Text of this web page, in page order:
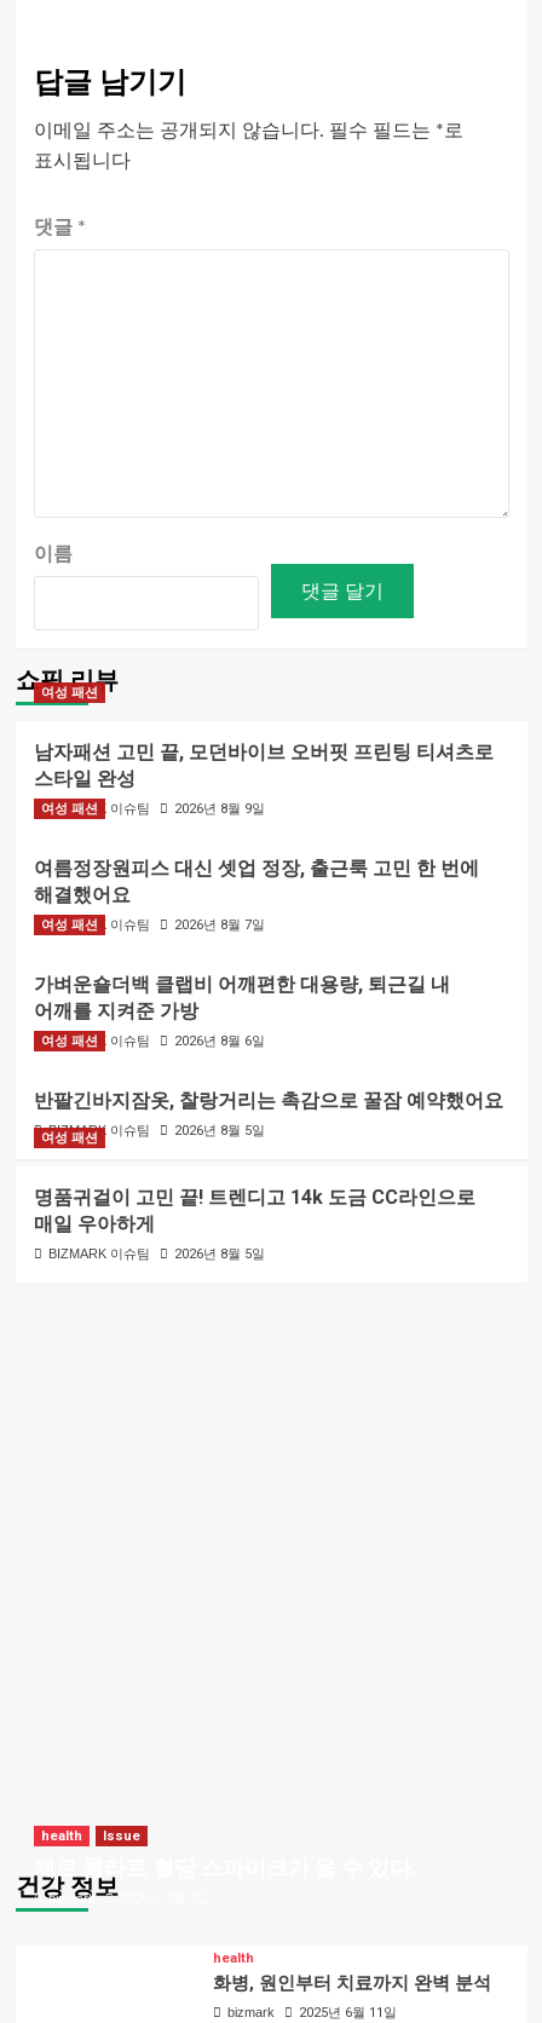
답글 남기기
이메일 주소는 공개되지 않습니다. 필수 필드는 *로
표시됩니다
댓글 *
이름
쇼핑 리뷰
여성 패션
남자패션 고민 끝, 모던바이브 오버핏 프린팅 티셔츠로
스타일 완성
BIZMARK 이슈팀 2026년 8월 9일
여성 패션
여름정장원피스 대신 셋업 정장, 출근룩 고민 한 번에
해결했어요
BIZMARK 이슈팀 2026년 8월 7일
여성 패션
가벼운숄더백 클랩비 어깨편한 대용량, 퇴근길 내
어깨를 지켜준 가방
BIZMARK 이슈팀 2026년 8월 6일
여성 패션
반팔긴바지잠옷, 찰랑거리는 촉감으로 꿀잠 예약했어요
BIZMARK 이슈팀 2026년 8월 5일
여성 패션
명품귀걸이 고민 끝! 트렌디고 14k 도금 CC라인으로
매일 우아하게
BIZMARK 이슈팀 2026년 8월 5일
건강 정보
health Issue
bizmark
health
화병, 원인부터 치료까지 완벽 분석
bizmark 2025년 6월 11일